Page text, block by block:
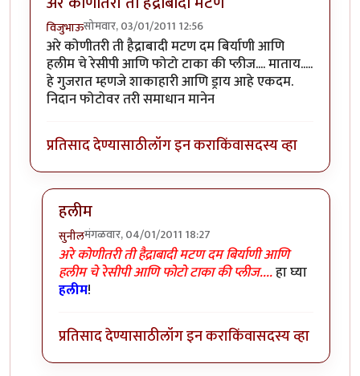
विजुभाऊसोमवार, 03/01/2011 12:56
अरे कोणीतरी ती हैद्राबादी मटण दम बिर्याणी आणि
हलीम चे रेसीपी आणि फोटो टाका की प्लीज.... माताय.....
हे गुजरात म्हणजे शाकाहारी आणि ड्राय आहे एकदम.
निदान फोटोवर तरी समाधान मानेन
प्रतिसाद देण्यासाठीलॉग इन कराकिंवासदस्य व्हा
हलीम
सुनीलमंगळवार, 04/01/2011 18:27
In reply toअरे कोणीतरी ती हैद्राबादी मटणbyविजुभाऊ
अरे कोणीतरी ती हैद्राबादी मटण दम बिर्याणी आणि
हलीम चे रेसीपी आणि फोटो टाका की प्लीज....हा घ्या
हलीम!
प्रतिसाद देण्यासाठीलॉग इन कराकिंवासदस्य व्हा